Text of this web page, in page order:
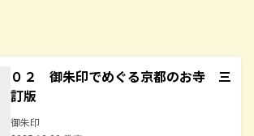
０２ 御朱印でめぐる京都のお寺 三
訂版
御朱印